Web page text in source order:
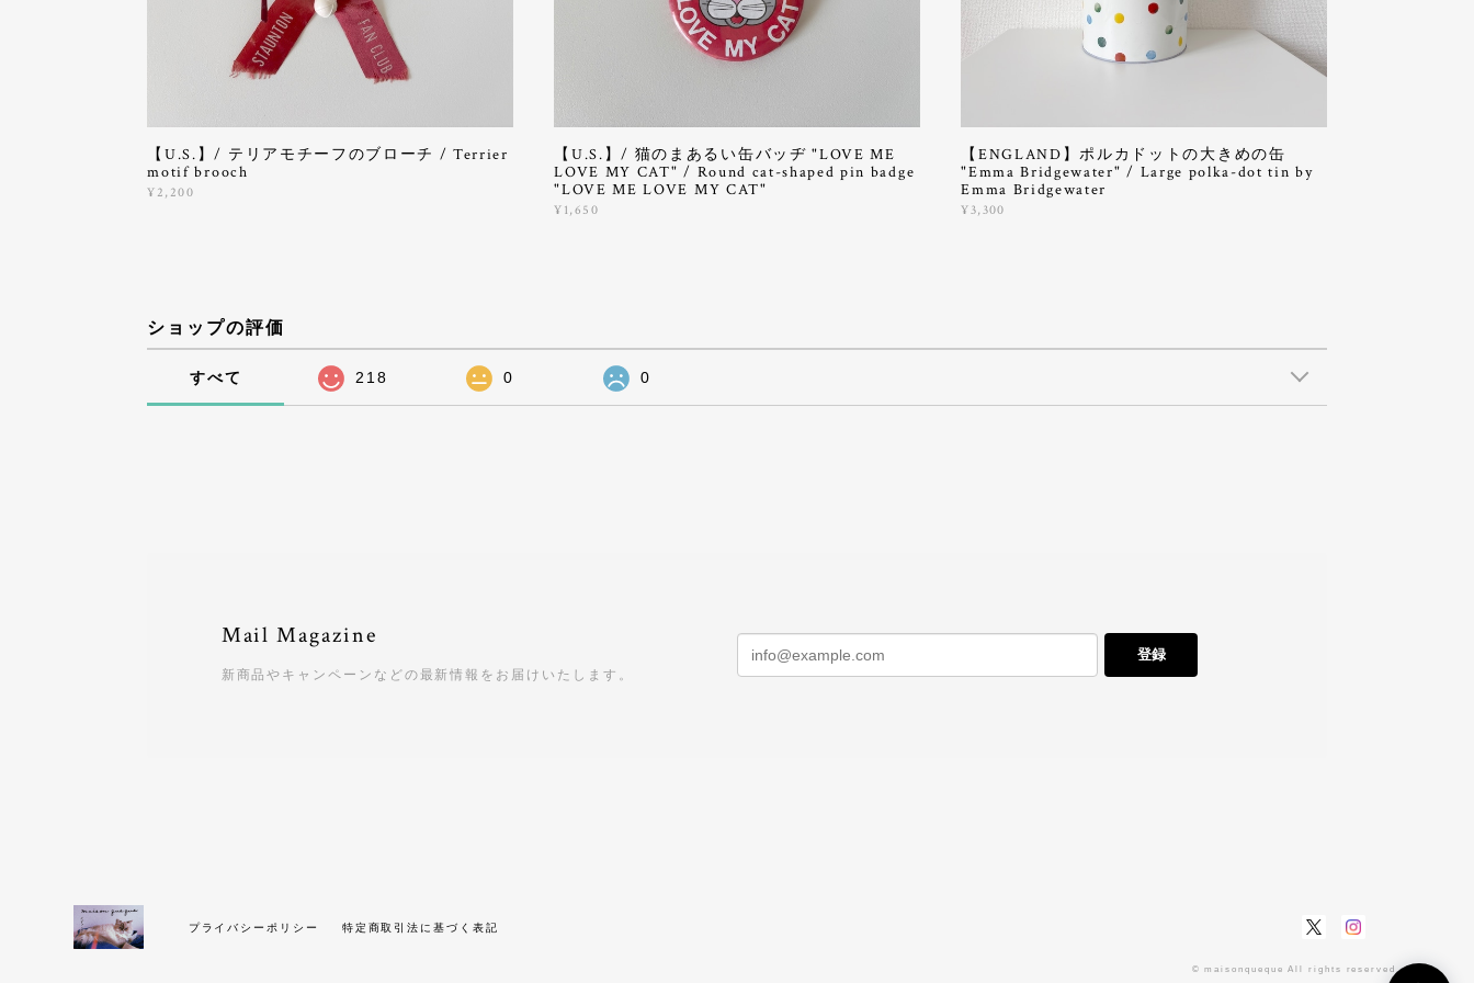
【U.S.】/ テリアモチーフのブローチ / Terrier
motif brooch
¥2,200
【U.S.】/ 猫のまあるい缶バッヂ "LOVE ME
LOVE MY CAT" / Round cat-shaped pin badge
"LOVE ME LOVE MY CAT"
¥1,650
【ENGLAND】ポルカドットの大きめの缶
"Emma Bridgewater" / Large polka-dot tin by
Emma Bridgewater
¥3,300
ショップの評価
すべて 218 0 0
Mail Magazine
新商品やキャンペーンなどの最新情報をお届けいたします。
登録
プライバシーポリシー 特定商取引法に基づく表記
© maisonqueque All rights reserved.